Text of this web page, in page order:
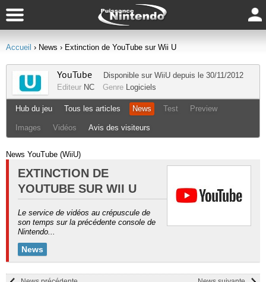
Accueil › News › Extinction de YouTube sur Wii U
YouTube Disponible sur WiiU depuis le 30/11/2012
Editeur NC Genre Logiciels
Hub du jeu Tous les articles News Test Preview
Images Vidéos Avis des visiteurs
News YouTube (WiiU)
EXTINCTION DE
YOUTUBE SUR WII U
Le service de vidéos au crépuscule de
son temps sur la précédente console de
Nintendo...
News